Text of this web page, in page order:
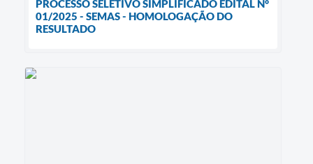
PROCESSO SELETIVO SIMPLIFICADO EDITAL N°
01/2025 - SEMAS - HOMOLOGAÇÃO DO
RESULTADO